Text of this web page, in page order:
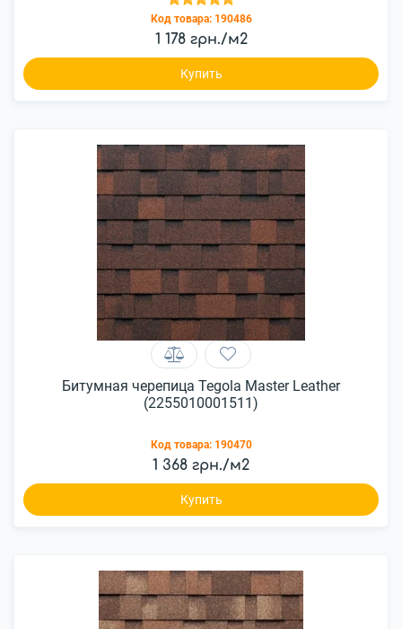
Код товара: 190486
1 178 грн./м2
Купить
Битумная черепица Tegola Master Leather
(2255010001511)
Код товара: 190470
1 368 грн./м2
Купить